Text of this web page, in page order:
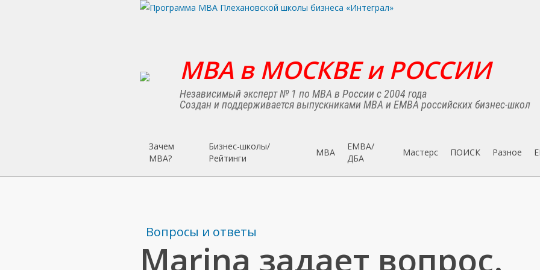
MBA в МОСКВЕ и РОССИИ
Независимый эксперт № 1 по MBA в России с 2004 года
Создан и поддерживается выпускниками MBA и EMBA российских бизнес-школ
Зачем
MBA?
Бизнес-школы/
Рейтинги
MBA
EMBA/
ДБA
Мастерс ПОИСК Разное
Вопросы и ответы
Marina задает вопрос.